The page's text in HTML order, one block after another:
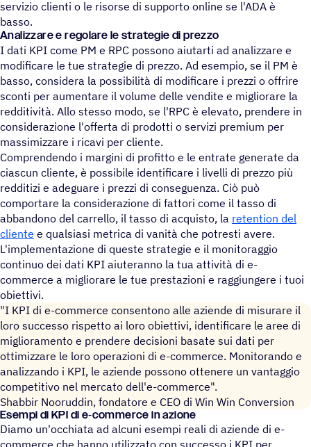
servizio clienti o le risorse di supporto online se l'ADA è
basso.
Analizzare e regolare le strategie di prezzo
I dati KPI come PM e RPC possono aiutarti ad analizzare e
modificare le tue strategie di prezzo. Ad esempio, se il PM è
basso, considera la possibilità di modificare i prezzi o offrire
sconti per aumentare il volume delle vendite e migliorare la
redditività. Allo stesso modo, se l'RPC è elevato, prendere in
considerazione l'offerta di prodotti o servizi premium per
massimizzare i ricavi per cliente.
Comprendendo i margini di profitto e le entrate generate da
ciascun cliente, è possibile identificare i livelli di prezzo più
redditizi e adeguare i prezzi di conseguenza. Ciò può
comportare la considerazione di fattori come il tasso di
abbandono del carrello, il tasso di acquisto, la retention del
cliente e qualsiasi metrica di vanità che potresti avere.
L'implementazione di queste strategie e il monitoraggio
continuo dei dati KPI aiuteranno la tua attività di e-
commerce a migliorare le tue prestazioni e raggiungere i tuoi
obiettivi.
"I KPI di e-commerce consentono alle aziende di misurare il
loro successo rispetto ai loro obiettivi, identificare le aree di
miglioramento e prendere decisioni basate sui dati per
ottimizzare le loro operazioni di e-commerce. Monitorando e
analizzando i KPI, le aziende possono ottenere un vantaggio
competitivo nel mercato dell'e-commerce".
Shabbir Nooruddin, fondatore e CEO di Win Win Conversion
Esempi di KPI di e‑commerce in azione
Diamo un'occhiata ad alcuni esempi reali di aziende di e-